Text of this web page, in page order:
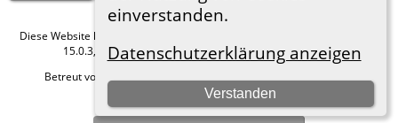
einverstanden.
Datenschutzerklärung anzeigen
Verstanden
Diese Website läuft mit
15.0.3, programmiert von Darrin Lythgoe © 2001-2026.
Betreut von
Hier geht es zum Impressum